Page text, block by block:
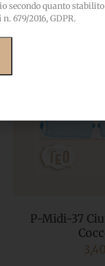
P-Midi-1
secondo quanto
679/2016, GDPR.